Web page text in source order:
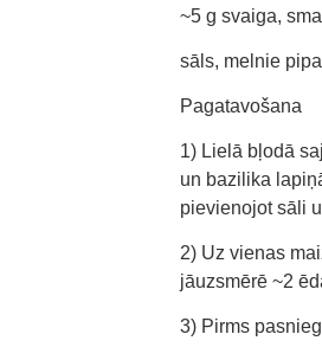
~5 g svaiga,
sāls, melnie
Pagatavošana
1) Lielā bļodā
un bazilika
pievienojot sāli
2) Uz vienas
jāuzsmērē ~2
3) Pirms